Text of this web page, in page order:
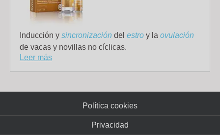
Inducción y sincronización del estro y la ovulación
de vacas y novillas no cíclicas.
Leer más
Política cookies
Privacidad